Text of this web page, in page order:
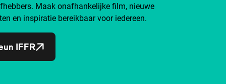
Maak onafhankelijke film, nieuwe
en inspiratie bereikbaar voor iedereen.
IFFR